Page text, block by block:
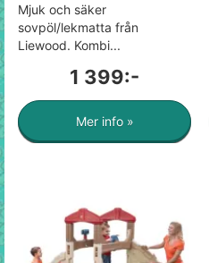
Mjuk och säker
sovpöl/lekmatta från
Liewood. Kombi...
1 399:-
Mer info »